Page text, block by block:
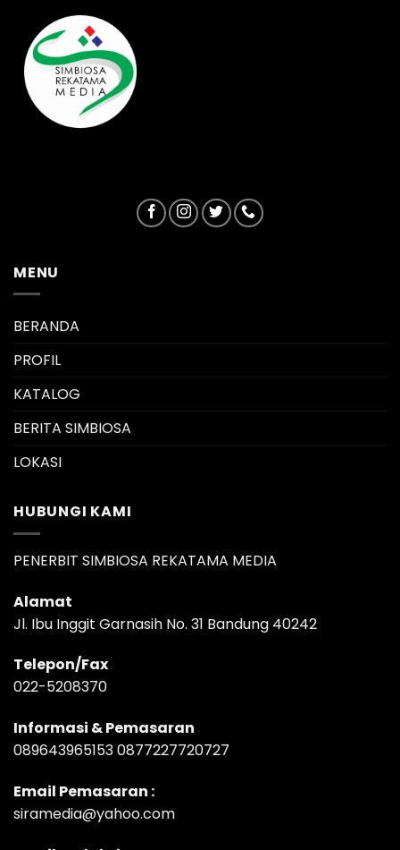
MENU
BERANDA
PROFIL
KATALOG
BERITA SIMBIOSA
LOKASI
HUBUNGI KAMI
PENERBIT SIMBIOSA REKATAMA MEDIA
Alamat
Jl. Ibu Inggit Garnasih No. 31 Bandung 40242
Telepon/Fax
022-5208370
Informasi & Pemasaran
089643965153 0877227720727
Email Pemasaran :
siramedia@yahoo.com